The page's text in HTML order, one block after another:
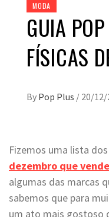
MODA
GUIA
FÍSICAS
By Pop Plus / 20/12/
Fizemos uma lista dos
dezembro que
algumas das marcas
sabemos que para
um ato mais gostoso